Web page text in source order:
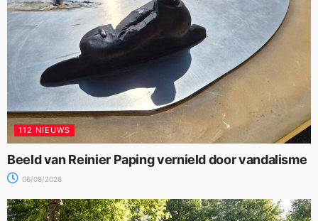
112 NIEUWS
Beeld van Reinier Paping vernield door vandalisme
06/08/2026